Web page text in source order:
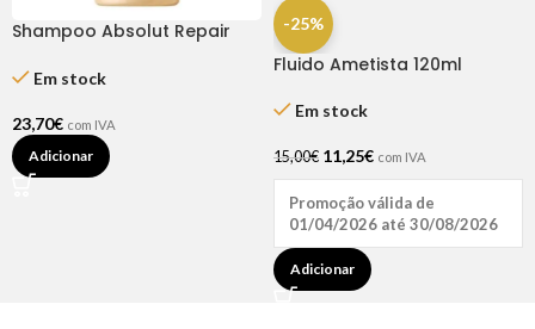
Shampoo Absolut Repair
Em stock
23,70€ com IVA
Adicionar
-25%
Fluido Ametista 120ml
Em stock
15,00€ 11,25€ com IVA
Promoção válida de
01/04/2026 até 30/08/2026
Adicionar